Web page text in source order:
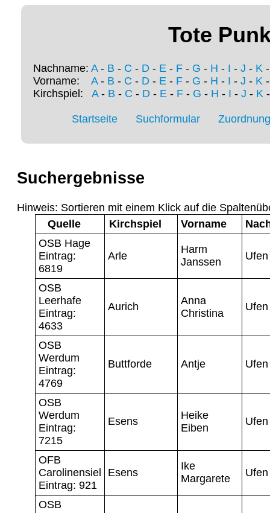
Tote
Nachname: A- B - C - D - E - F - G - H - I - J - K
Vorname: A- B - C - D - E - F - G - H - I - J - K
Kirchspiel: A- B - C - D- E- F- G - H - I - J - K
Startseite Suchformular
Suchergebnisse
Hinweis: Sortieren mit einem Klick auf die
Quelle
Kirchspiel Vorname
OSB Hage
Eintrag:
6819
Arle
Harm
Janssen
Ufen
OSB
Leerhafe
Eintrag:
4633
Aurich
Anna
Christina
Ufen
OSB
Werdum
Eintrag:
4769
Buttforde Antje Ufen
OSB
Werdum
Eintrag:
7215
Esens
Heike
Eiben
Ufen
OFB
Carolinensiel
Eintrag: 921
Esens
Ike
Margarete
Ufen
OSB